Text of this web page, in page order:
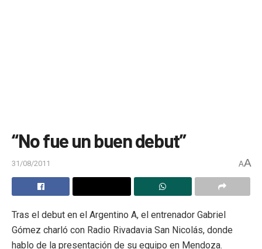
“No fue un buen debut”
31/08/2011 AA
Tras el debut en el Argentino A, el entrenador Gabriel
Gómez charló con Radio Rivadavia San Nicolás, donde
hablo de la presentación de su equipo en Mendoza.